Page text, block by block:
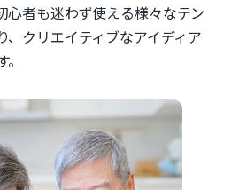
心者も迷わず使える様々なテン
、クリエイティブなアイディア